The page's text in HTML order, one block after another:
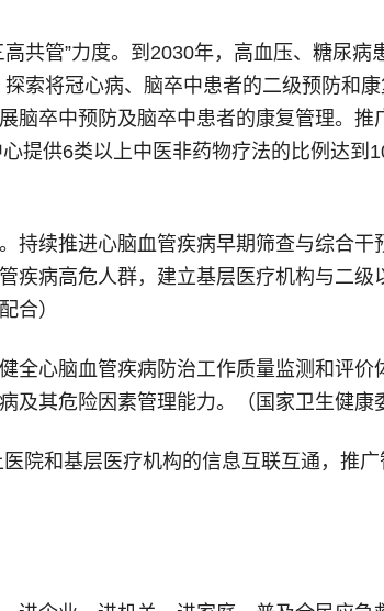
共管”力度。到2030年，高血压、糖尿病
索将冠心病、脑卒中患者的二级预防和
卒中预防及脑卒中患者的康复管理。
提供6类以上中医非药物疗法的比例达到
持续推进心脑血管疾病早期筛查与综合
病高危人群，建立基层医疗机构与二
合）
全心脑血管疾病防治工作质量监测和评
其危险因素管理能力。（国家卫生健康
院和基层医疗机构的信息互联互通，推